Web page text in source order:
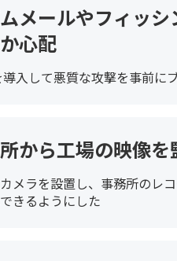
メールやフィッ
心配
入して悪質な攻撃を事前に
から工場の映像を
メラを設置し、事務所のレ
きるようにした